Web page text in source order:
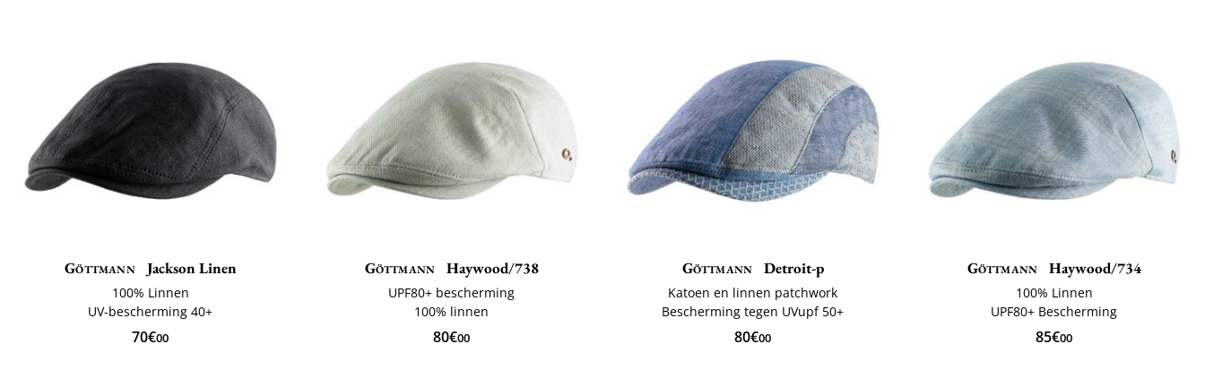
Göttmann Jackson Linen
100% Linnen
UV-bescherming 40+
70€00
Göttmann Haywood/738
UPF80+ bescherming
100% linnen
80€00
Göttmann Detroit-p
Katoen en linnen patchwork
Bescherming tegen UVupf 50+
80€00
Göttmann Haywood/734
100% Linnen
UPF80+ Bescherming
85€00